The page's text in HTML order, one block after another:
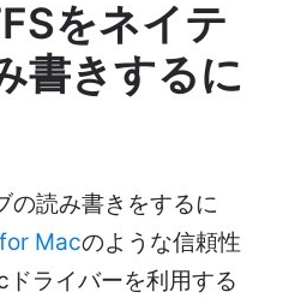
をネイテ
書きするに
の読み書きをするに
Macのような信頼性
ライバーを利用する